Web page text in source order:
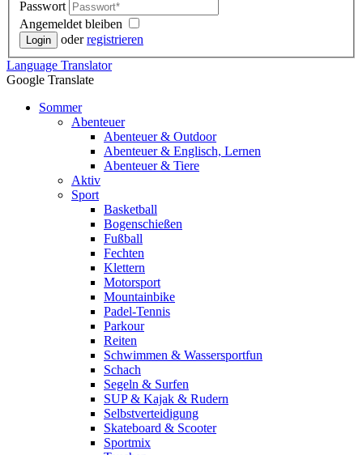
Passwort
Angemeldet bleiben
oderregistrieren
Language Translator
Google Translate
Sommer
Abenteuer
Abenteuer & Outdoor
Abenteuer & Englisch, Lernen
Abenteuer & Tiere
Aktiv
Sport
Basketball
Bogenschießen
Fußball
Fechten
Klettern
Motorsport
Mountainbike
Padel-Tennis
Parkour
Reiten
Schwimmen & Wassersportfun
Schach
Segeln & Surfen
SUP & Kajak & Rudern
Selbstverteidigung
Skateboard & Scooter
Sportmix